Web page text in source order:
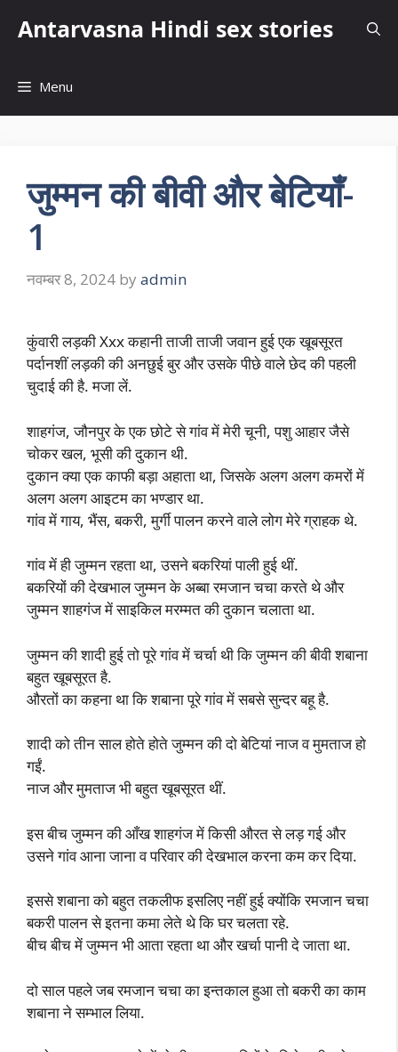
Antarvasna Hindi sex stories
Menu
जुम्मन की बीवी और बेटियाँ-
1
नवम्बर 8, 2024 by admin
कुंवारी लड़की Xxx कहानी ताजी ताजी जवान हुई एक खूबसूरत
पर्दानशीं लड़की की अनछुई बुर और उसके पीछे वाले छेद की पहली
चुदाई की है. मजा लें.
शाहगंज, जौनपुर के एक छोटे से गांव में मेरी चूनी, पशु आहार जैसे
चोकर खल, भूसी की दुकान थी.
दुकान क्या एक काफी बड़ा अहाता था, जिसके अलग अलग कमरों में
अलग अलग आइटम का भण्डार था.
गांव में गाय, भैंस, बकरी, मुर्गी पालन करने वाले लोग मेरे ग्राहक थे.
गांव में ही जुम्मन रहता था, उसने बकरियां पाली हुई थीं.
बकरियों की देखभाल जुम्मन के अब्बा रमजान चचा करते थे और
जुम्मन शाहगंज में साइकिल मरम्मत की दुकान चलाता था.
जुम्मन की शादी हुई तो पूरे गांव में चर्चा थी कि जुम्मन की बीवी शबाना
बहुत खूबसूरत है.
औरतों का कहना था कि शबाना पूरे गांव में सबसे सुन्दर बहू है.
शादी को तीन साल होते होते जुम्मन की दो बेटियां नाज व मुमताज हो
गईं.
नाज और मुमताज भी बहुत खूबसूरत थीं.
इस बीच जुम्मन की आँख शाहगंज में किसी औरत से लड़ गई और
उसने गांव आना जाना व परिवार की देखभाल करना कम कर दिया.
इससे शबाना को बहुत तकलीफ इसलिए नहीं हुई क्योंकि रमजान चचा
बकरी पालन से इतना कमा लेते थे कि घर चलता रहे.
बीच बीच में जुम्मन भी आता रहता था और खर्चा पानी दे जाता था.
दो साल पहले जब रमजान चचा का इन्तकाल हुआ तो बकरी का काम
शबाना ने सम्भाल लिया.